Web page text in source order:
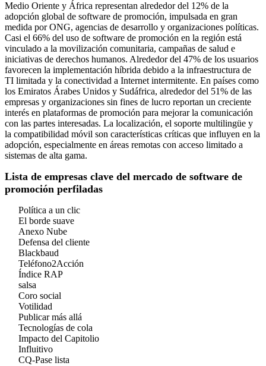
Medio Oriente y África representan alrededor del 12% de la
adopción global de software de promoción, impulsada en gran
medida por ONG, agencias de desarrollo y organizaciones políticas.
Casi el 66% del uso de software de promoción en la región está
vinculado a la movilización comunitaria, campañas de salud e
iniciativas de derechos humanos. Alrededor del 47% de los usuarios
favorecen la implementación híbrida debido a la infraestructura de
TI limitada y la conectividad a Internet intermitente. En países como
los Emiratos Árabes Unidos y Sudáfrica, alrededor del 51% de las
empresas y organizaciones sin fines de lucro reportan un creciente
interés en plataformas de promoción para mejorar la comunicación
con las partes interesadas. La localización, el soporte multilingüe y
la compatibilidad móvil son características críticas que influyen en la
adopción, especialmente en áreas remotas con acceso limitado a
sistemas de alta gama.
Lista de empresas clave del mercado de software de
promoción perfiladas
Política a un clic
El borde suave
Anexo Nube
Defensa del cliente
Blackbaud
Teléfono2Acción
Índice RAP
salsa
Coro social
Votilidad
Publicar más allá
Tecnologías de cola
Impacto del Capitolio
Influitivo
CQ-Pase lista